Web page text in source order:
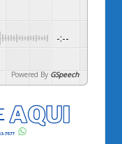
-:--
Powered By GSpeech